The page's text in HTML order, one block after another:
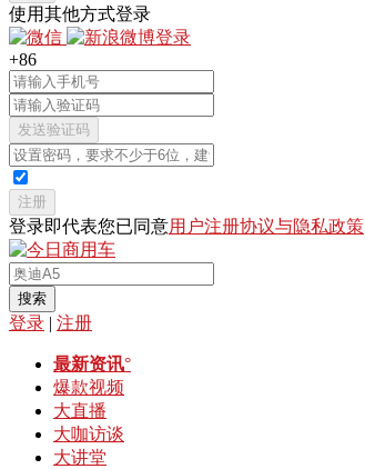
使用其他方式登录
+86
发送验证码
注册
登录即代表您已同意用户注册协议与隐私政策
搜索
登录 | 注册
最新资讯°
爆款视频
大直播
大咖访谈
大讲堂